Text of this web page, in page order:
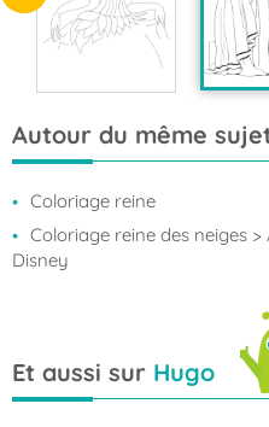
Autour du même
Coloriage reine
Coloriage reine des neiges >
Disney
Et aussi sur Hugo